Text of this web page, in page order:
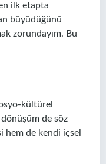
ilk etapta
büyüdüğünü
zorundayım. Bu
kültürel
de söz
hem de kendi içsel